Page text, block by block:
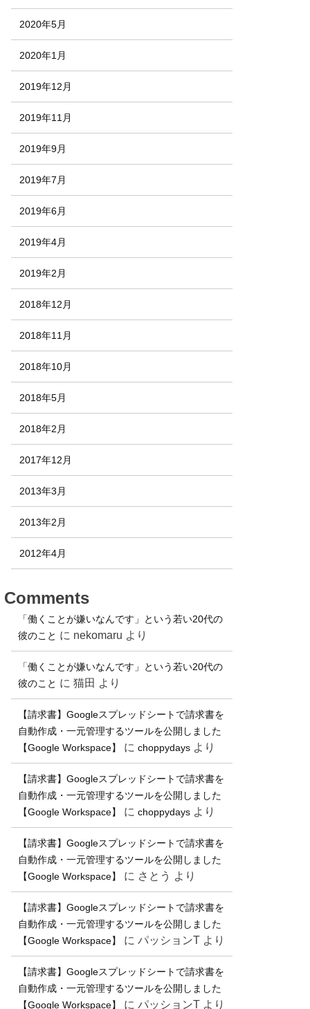
2020年5月
2020年1月
2019年12月
2019年11月
2019年9月
2019年7月
2019年6月
2019年4月
2019年2月
2018年12月
2018年11月
2018年10月
2018年5月
2018年2月
2017年12月
2013年3月
2013年2月
2012年4月
Comments
「働くことが嫌いなんです」という若い20代の
彼のこと に nekomaru より
「働くことが嫌いなんです」という若い20代の
彼のこと に 猫田 より
【請求書】Googleスプレッドシートで請求書を
自動作成・一元管理するツールを公開しました
【Google Workspace】
に choppydays より
【請求書】Googleスプレッドシートで請求書を
自動作成・一元管理するツールを公開しました
【Google Workspace】
に choppydays より
【請求書】Googleスプレッドシートで請求書を
自動作成・一元管理するツールを公開しました
【Google Workspace】
に さとう より
【請求書】Googleスプレッドシートで請求書を
自動作成・一元管理するツールを公開しました
【Google Workspace】
に パッションT より
【請求書】Googleスプレッドシートで請求書を
自動作成・一元管理するツールを公開しました
【Google Workspace】
に パッションT より